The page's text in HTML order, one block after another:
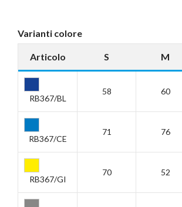
Varianti colore
Articolo S M
RB367/BL
58 60
RB367/CE
71 76
RB367/GI
70 52